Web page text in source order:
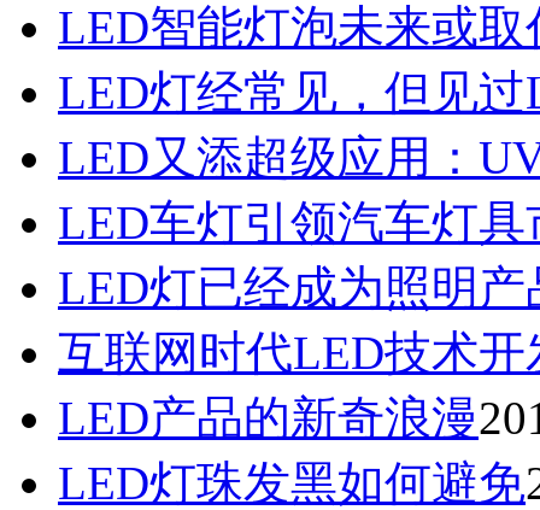
LED智能灯泡未来或取
LED灯经常见，但见
LED又添超级应用：
LED车灯引领汽车灯
LED灯已经成为照明产
互联网时代LED技术
LED产品的新奇浪漫
LED灯珠发黑如何避免